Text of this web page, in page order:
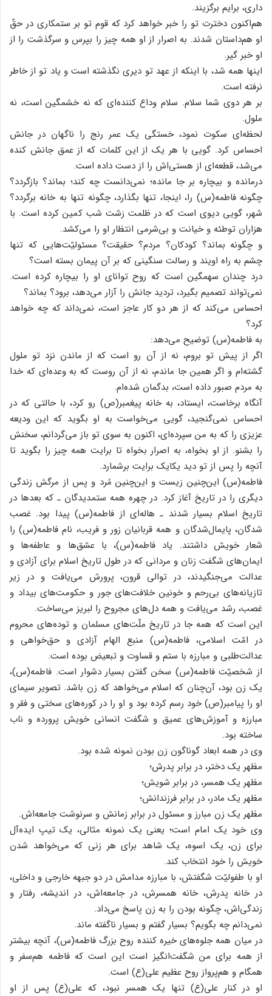
داری، برایم برگزیند.
هم‌اکنون دخترت تو را خبر خواهد کرد که قوم تو بر ستمکاری در حقّ
او هم‌داستان شدند. به اصرار از او همه چیز را بپرس و سرگذشت را از
او خبر گیر.
اینها همه شد، با اینکه از عهد تو دیری نگذشته است و یاد تو از خاطر
نرفته است.
بر هر دوی شما سلام. سلام وداع کننده‌ای که نه خشمگین است، نه
ملول.
لحظه‌ای سکوت نمود، خستگی یک عمر رنج را ناگهان در جانش
احساس کرد. گویی با هر یک از این کلمات که از عمق جانش کنده
می‌شد، قطعه‌ای از هستی‌اش را از دست داده است.
درمانده و بیچاره بر جا مانده؛ نمی‌دانست چه کند؛ بماند؟ بازگردد؟
چگونه فاطمه(س) را، اینجا، تنها بگذارد، چگونه تنها به خانه برگردد؟
شهر، گویی دیوی است که در ظلمت زشت شب کمین کرده است. با
هزاران توطئه و خیانت و بی‌شرمی انتظار او را می‌کشد.
و چگونه بماند؟ کودکان؟ مردم؟ حقیقت؟ مسئولیّت‌هایی که تنها
چشم به راه اویند و رسالت سنگینی که بر آن پیمان بسته است؟
درد چندان سهمگین است که روح توانای او را بیچاره کرده است.
نمی‌تواند تصمیم بگیرد، تردید جانش را آزار می‌دهد، برود؟ بماند؟
احساس می‌کند که از هر دو کار عاجز است، نمی‌داند که چه خواهد
کرد؟
به فاطمه(س) توضیح می‌دهد:
اگر از پیش تو بروم، نه از آن رو است که از ماندن نزد تو ملول
گشته‌ام و اگر همین جا ماندم، نه از آن روست که به وعده‌ای که خدا
به مردم صبور داده است، بدگمان شده‌ام.
آنگاه برخاست، ایستاد، به خانه‌ پیغمبر(ص) رو کرد، با حالتی که در
احساس نمی‌گنجید، گویی می‌خواست به او بگوید که این ودیعه
عزیزی را که به من سپرده‌ای، اکنون به سوی تو باز می‌گردانم، سخنش
را بشنو. از او بخواه، به اصرار بخواه تا برایت همه چیز را بگوید تا
آنچه را پس از تو دید یکایک برایت برشمارد.
فاطمه(س) این‌چنین زیست و این‌چنین مُرد و پس از مرگش زندگی
دیگری را در تاریخ آغاز کرد. در چهره همه‌ ستمدیدگان ـ که بعدها در
تاریخ اسلام بسیار شدند ـ هاله‌ای از فاطمه(س) پیدا بود. غصب
شدگان، پایمال‌شدگان و همه قربانیان زور و فریب، نام فاطمه(س) را
شعار خویش داشتند. یاد فاطمه(س)، با عشق‌ها و عاطفه‌ها و
ایمان‌های شگفت زنان و مردانی که در طول تاریخ اسلام برای آزادی و
عدالت می‌جنگیدند، در توالی قرون، پرورش می‌یافت و در زیر
تازیانه‌های بی‌رحم و خونین خلافت‌های جور و حکومت‌های بیداد و
غصب، رشد می‌یافت و همه دل‌های مجروح را لبریز می‌ساخت.
این است که همه جا در تاریخ ملّت‌های مسلمان و توده‌های محروم
در امّت اسلامی، فاطمه(س) منبع الهام آزادی و حق‌خواهی و
عدالت‌طلبی و مبارزه با ستم و قساوت و تبعیض بوده است.
از شخصیّت فاطمه(س) سخن گفتن بسیار دشوار است. فاطمه(س)،
یک زن بود، آن‌چنان که اسلام می‌خواهد که زن باشد. تصویر سیمای
او را پیامبر(ص) خود رسم کرده بود و او را در کوره‌های سختی و فقر و
مبارزه و آموزش‌های عمیق و شگفت انسانی خویش پرورده و ناب
ساخته بود.
وی در همه‌ ابعاد گوناگون زن بودن نمونه شده بود.
مظهر یک دختر، در برابر پدرش؛
مظهر یک همسر، در برابر شویش؛
مظهر یک مادر، در برابر فرزندانش؛
مظهر یک زن مبارز و مسئول در برابر زمانش و سرنوشت جامعه‌اش.
وی خود یک امام است؛ یعنی یک نمونه مثالی، یک تیپ ایده‌آل
برای زن، یک اسوه، یک شاهد برای هر زنی که می‌خواهد شدن
خویش را خود انتخاب کند.
او با طفولیّت شگفتش، با مبارزه‌ مدامش در دو جبهه خارجی و داخلی،
در خانه‌ پدرش، خانه همسرش، در جامعه‌اش، در اندیشه، رفتار و
زندگی‌اش، چگونه بودن را به زن پاسخ می‌داد.
نمی‌دانم چه بگویم؟ بسیار گفتم و بسیار ناگفته ماند.
در میان همه جلوه‌های خیره کننده‌ روح بزرگ فاطمه(س)، آنچه بیشتر
از همه برای من شگفت‌انگیز است این است که فاطمه هم‌سفر و
همگام و هم‌پرواز روح عظیم علی(ع) است.
او در کنار علی(ع) تنها یک همسر نبود، که علی(ع) پس از او